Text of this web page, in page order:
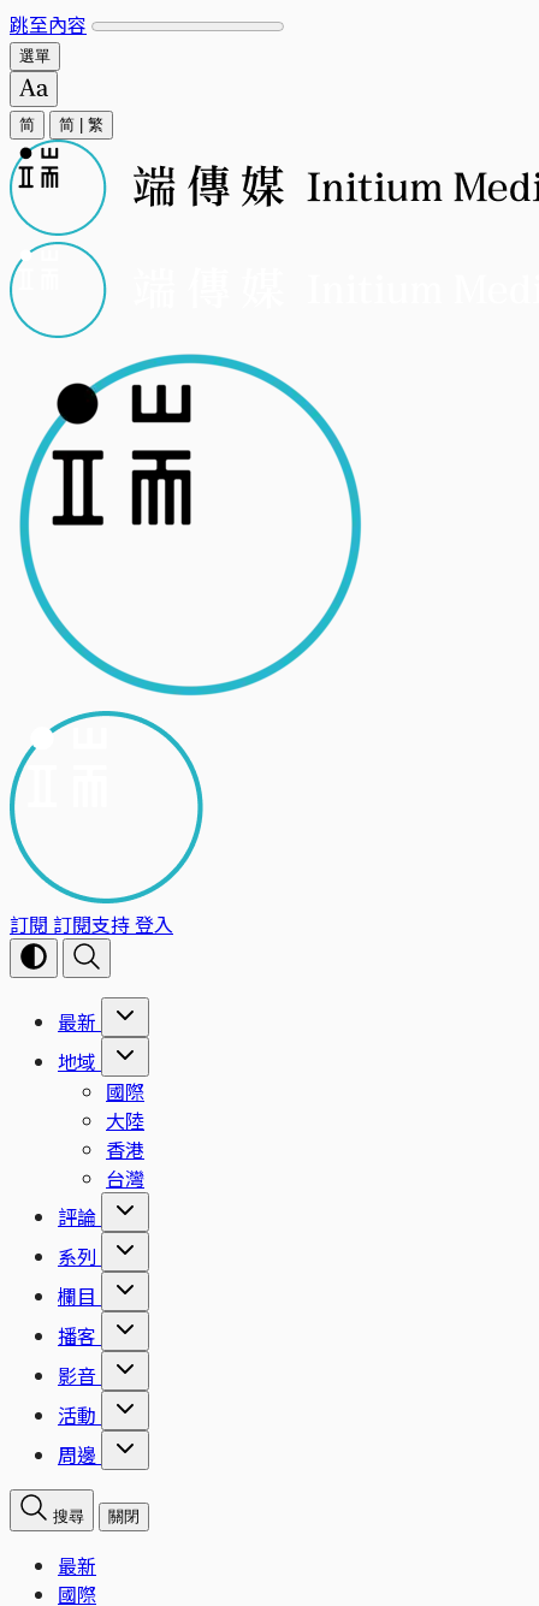
跳至內容
選單
简 简 繁
訂閱 訂閱支持登入
最新
地域
國際
大陸
香港
台灣
評論
系列
欄目
播客
影音
活動
周邊
搜尋 關閉
最新
國際